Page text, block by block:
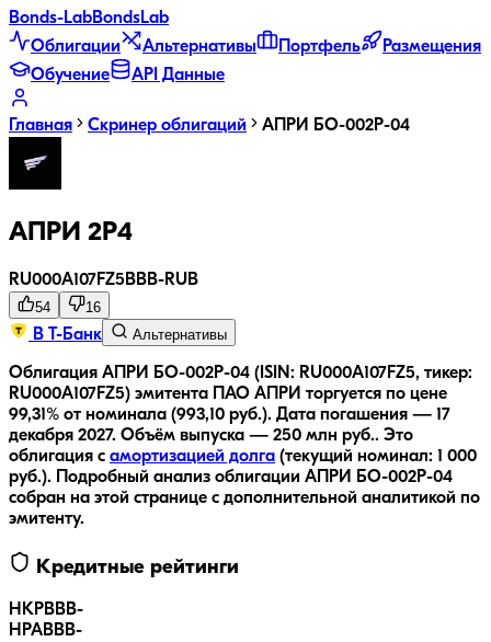
Bonds-LabBondsLab
Облигации
Альтернативы Портфель
Размещения
Обучение
API Данные
Главная Скринер облигаций АПРИ БО-002Р-04
АПРИ 2Р4
RU000A107FZ5 BBB-RUB
54 16
В Т-Банк Альтернативы
Облигация АПРИ БО-002Р-04 (ISIN: RU000A107FZ5, тикер:
RU000A107FZ5) эмитента ПАО АПРИ торгуется по цене
99,31% от номинала (993,10 руб.). Дата погашения — 17
декабря 2027. Объём выпуска — 250 млн руб.. Это
облигация с амортизацией долга (текущий номинал: 1 000
руб.). Подробный анализ облигации АПРИ БО-002Р-04
собран на этой странице с дополнительной аналитикой по
эмитенту.
Кредитные рейтинги
НКРBBB-
НРАBBB-